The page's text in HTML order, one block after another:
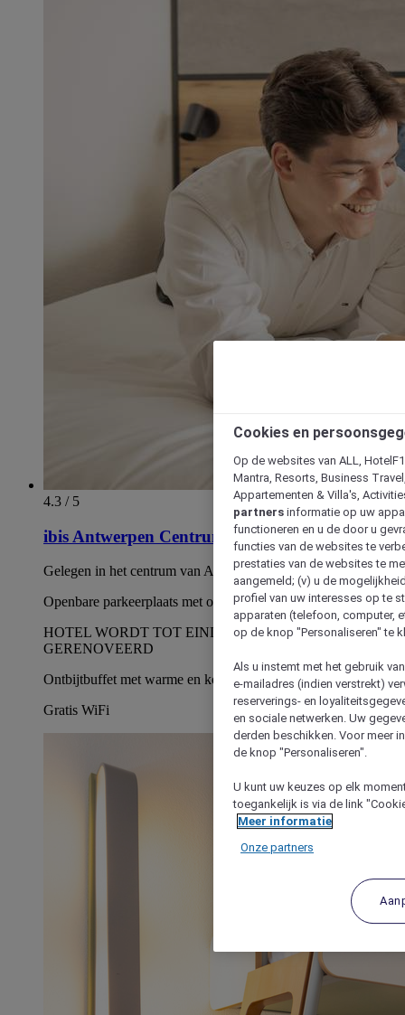
4.3 / 5
ibis Antwerpen Centrum
Gelegen in het centrum van Antwerpen (lage-emissiezone)
Openbare parkeerplaats met oplaadpunten bij het hotel
HOTEL WORDT TOT EIND SEPTEMBER
GERENOVEERD
Ontbijtbuffet met warme en koude gerechten
Gratis WiFi
Cookies en
Op de websites van ALL,
Mantra, Resorts, Business
Appartementen & Villa's,
partners informatie op uw
functioneren en u de door u
functies van de websites te
prestaties van de websites te
aangemeld; (v) u de
profiel van uw interesses op te
apparaten (telefoon, computer,
op de knop "Personaliseren" te
Als u instemt met het gebruik
e-mailadres (indien verstrekt)
reserverings- en
en sociale netwerken. Uw
derden beschikken. Voor meer
de knop "Personaliseren".
U kunt uw keuzes op elk
toegankelijk is via de link
Meer informatie
Onze partners